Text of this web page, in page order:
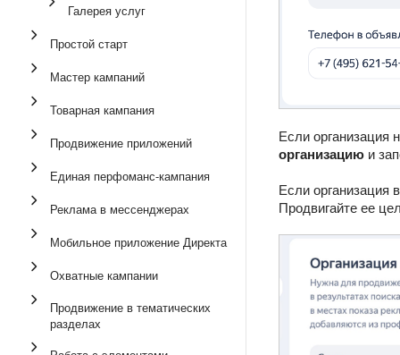
Галерея услуг
Простой старт
Мастер кампаний
Товарная кампания
Продвижение приложений
Единая перфоманс-кампания
Реклама в мессенджерах
Мобильное приложение Директа
Охватные кампании
Продвижение в тематических
разделах
Если
организацию и
Если организация
Продвигайте ее